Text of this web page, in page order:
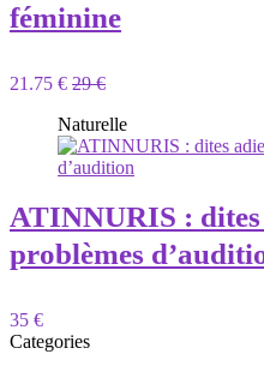
féminine
21.75 € 29 €
Naturelle
ATINNURIS : dites
problèmes
35 €
Categories